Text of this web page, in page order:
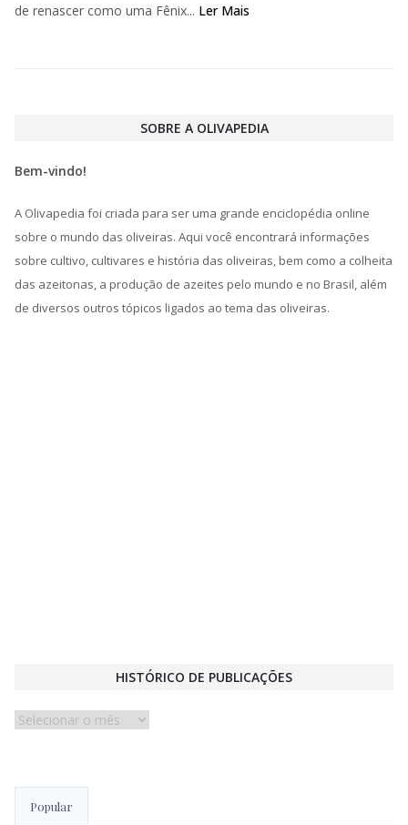
de renascer como uma Fênix... Ler Mais
SOBRE A OLIVAPEDIA
Bem-vindo!
A Olivapedia foi criada para ser uma grande enciclopédia online
sobre o mundo das oliveiras. Aqui você encontrará informações
sobre cultivo, cultivares e história das oliveiras, bem como a colheita
das azeitonas, a produção de azeites pelo mundo e no Brasil, além
de diversos outros tópicos ligados ao tema das oliveiras.
HISTÓRICO DE PUBLICAÇÕES
Histórico
Popular